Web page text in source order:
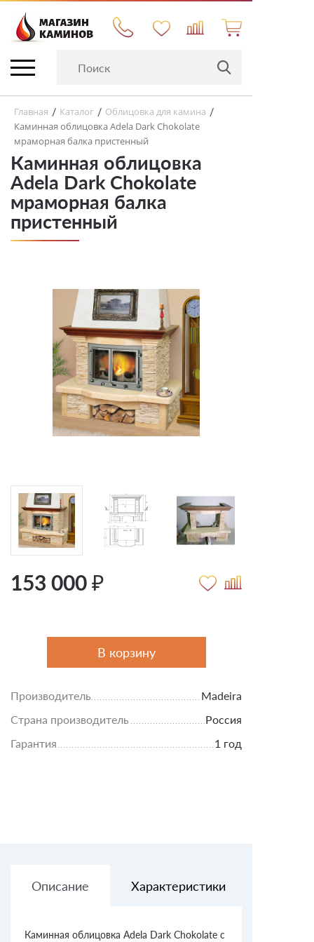
Главная / Каталог / Облицовка для камина /
Каминная облицовка Adela Dark Chokolate
мраморная балка пристенный
Каминная облицовка
Adela Dark Chokolate
мраморная балка
пристенный
153 000 ₽
В корзину
Производитель
Madeira
Страна производитель
Россия
Гарантия
1 год
Описание Характеристики
Каминная облицовка Adela Dark Chokolate с